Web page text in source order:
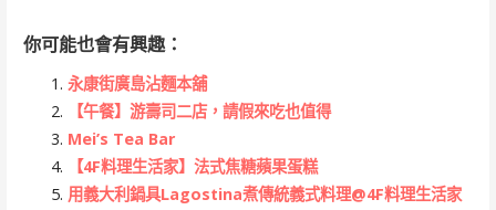
你可能也會有興趣：
永康街廣島沾麵本舖
【午餐】游壽司二店，請假來吃也值得
Mei’s Tea Bar
【4F料理生活家】法式焦糖蘋果蛋糕
用義大利鍋具Lagostina煮傳統義式料理@4F料理生活家